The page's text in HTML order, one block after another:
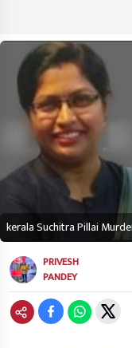
kerala Suchitra Pillai
PRIVESH
PANDEY